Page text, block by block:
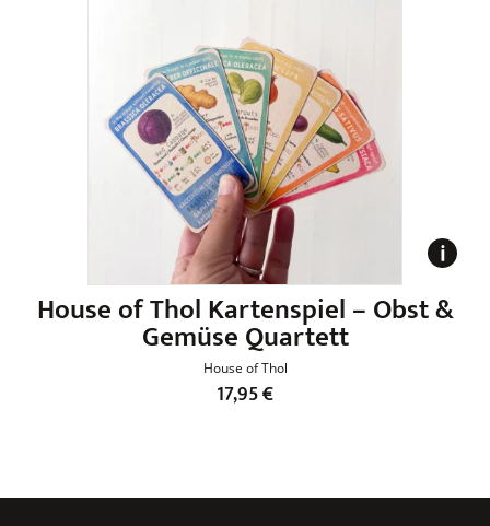
House of Thol Kartenspiel – Obst &
Gemüse Quartett
House of Thol
17,95€